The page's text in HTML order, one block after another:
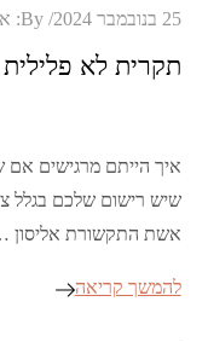
Posted
25 בנובמבר 2024 By:
תקרית לא פלילית
איך הייתם מרגישים אם
שיש רישום שלכם בגלל
אשת התקשורת אליסון
להמשך קריאה